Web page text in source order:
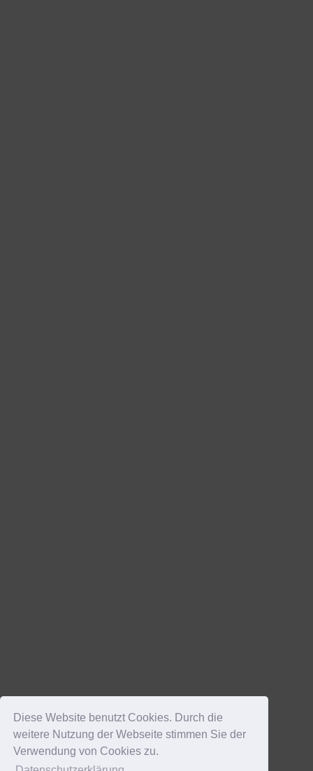
Diese Website benutzt Cookies. Durch die
weitere Nutzung der Webseite stimmen Sie der
Verwendung von Cookies zu.